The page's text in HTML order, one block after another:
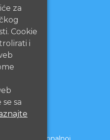
stranica
za
Cookie
i
sa